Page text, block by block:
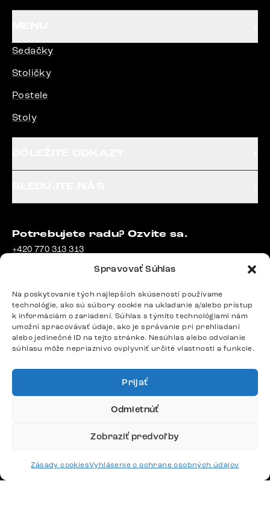
Spravovať Súhlas
Na poskytovanie tých najlepších skúseností používame
technológie, ako sú súbory cookie na ukladanie a/alebo prístup
k informáciám o zariadení. Súhlas s týmito technológiami nám
umožní spracovávať údaje, ako je správanie pri prehliadaní
alebo jedinečné ID na tejto stránke. Nesúhlas alebo odvolanie
súhlasu môže nepriaznivo ovplyvniť určité vlastnosti a funkcie.
Prijať
Odmietnúť
Zobraziť predvoľby
Zásady cookiesVyhlásenie o ochrane osobných údajov
Sedačky
Stoličky
Postele
Stoly
Potrebujete radu? Ozvite sa.
+420 770 313 313
podpora@delife-shop.sk
Odpovedáme do 24 hodín.
Google recenzie
4,8